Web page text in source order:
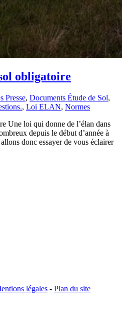
obligatoire
Presse, Documents Étude de Sol,
, Loi ELAN, Normes
Une loi qui donne de l’élan dans
depuis le début d’année à
donc essayer de vous éclairer
légales - Plan du site